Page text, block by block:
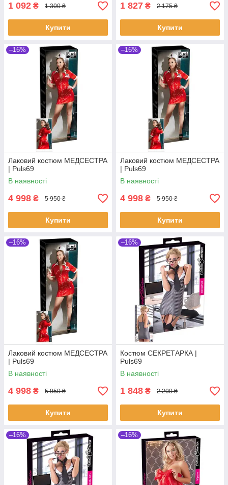
1 092 ₴ 1 300 ₴
Купити
1 827 ₴ 2 175 ₴
Купити
–16%
Лаковий костюм МЕДСЕСТРА
| Puls69
В наявності
4 998 ₴ 5 950 ₴
Купити
–16%
Лаковий костюм МЕДСЕСТРА
| Puls69
В наявності
4 998 ₴ 5 950 ₴
Купити
–16%
Лаковий костюм МЕДСЕСТРА
| Puls69
В наявності
4 998 ₴ 5 950 ₴
Купити
–16%
Костюм СЕКРЕТАРКА |
Puls69
В наявності
1 848 ₴ 2 200 ₴
Купити
–16% –16%